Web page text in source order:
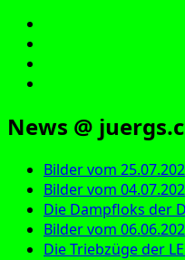
News @
Bilder vom
Bilder vom
Die Dampfloks der
Bilder vom
Die Triebzüge der